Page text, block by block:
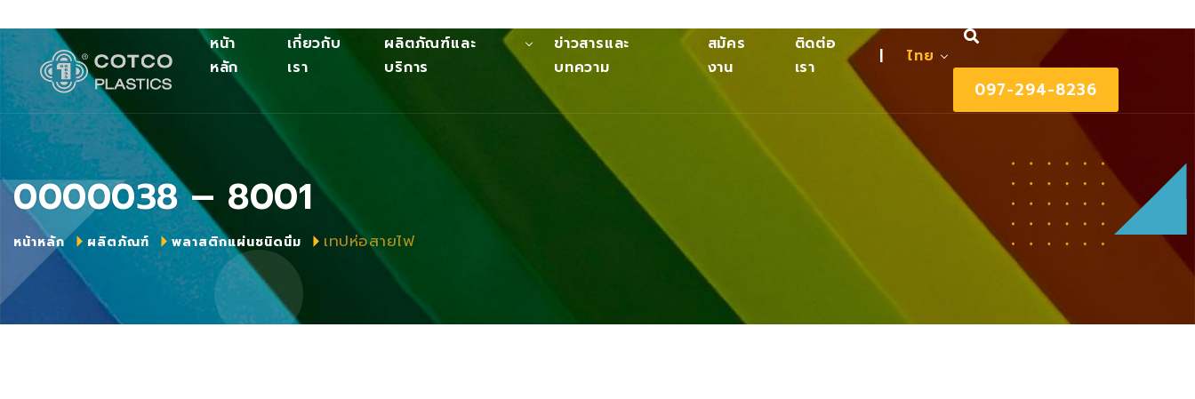
หนัา
หลัก
เกี่ยวกับ
เรา
ผลิตภัณฑ์และ
บริการ
ข่าวสารและ
บทความ
สมัคร
งาน
ติดต่อ
เรา
| ไทย
097-294-8236
0000038 – 8001
หน้าหลัก ผลิตภัณฑ์ พลาสติกแผ่นชนิดนิ่ม เทปห่อสายไฟ